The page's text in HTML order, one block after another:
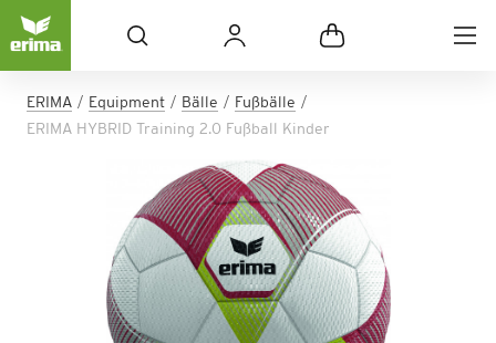
ERIMA Equipment Bälle
Fußbälle
ERIMA HYBRID Training 2.0 Fußball Kinder